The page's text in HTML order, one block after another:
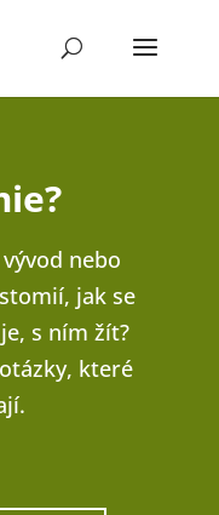
nebo
jak se
s ním žít?
které